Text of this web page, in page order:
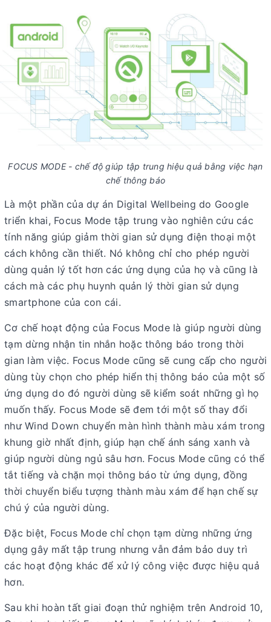
FOCUS MODE - chế độ giúp tập trung hiệu quả bằng việc hạn
chế thông báo
Là một phần của dự án Digital Wellbeing do Google
triển khai, Focus Mode tập trung vào nghiên cứu các
tính năng giúp giảm thời gian sử dụng điện thoại một
cách không cần thiết. Nó không chỉ cho phép người
dùng quản lý tốt hơn các ứng dụng của họ và cũng là
cách mà các phụ huynh quản lý thời gian sử dụng
smartphone của con cái.
Cơ chế hoạt động của Focus Mode là giúp người dùng
tạm dừng nhận tin nhắn hoặc thông báo trong thời
gian làm việc. Focus Mode cũng sẽ cung cấp cho người
dùng tùy chọn cho phép hiển thị thông báo của một số
ứng dụng do đó người dùng sẽ kiểm soát những gì họ
muốn thấy. Focus Mode sẽ đem tới một số thay đổi
như Wind Down chuyển màn hình thành màu xám trong
khung giờ nhất định, giúp hạn chế ánh sáng xanh và
giúp người dùng ngủ sâu hơn. Focus Mode cũng có thể
tắt tiếng và chặn mọi thông báo từ ứng dụng, đồng
thời chuyển biểu tượng thành màu xám để hạn chế sự
chú ý của người dùng.
Đặc biệt, Focus Mode chỉ chọn tạm dừng những ứng
dụng gây mất tập trung nhưng vẫn đảm bảo duy trì
các hoạt động khác để xử lý công việc được hiệu quả
hơn.
Sau khi hoàn tất giai đoạn thử nghiệm trên Android 10,